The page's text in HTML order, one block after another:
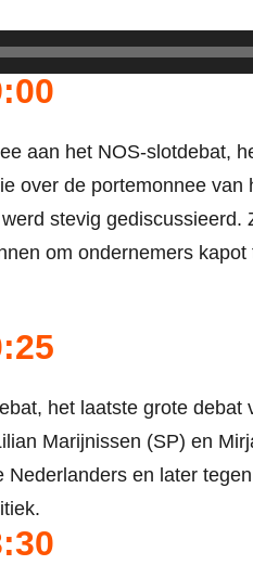
aan het NOS-slotdebat,
over de portemonnee
stevig
om ondernemers
het laatste grote
Marijnissen (SP) en
en later